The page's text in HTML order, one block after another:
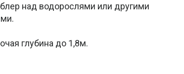
над водорослями или другими
глубина до 1,8м.